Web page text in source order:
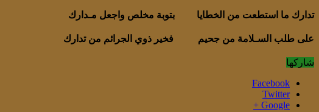
تدارك ما استطعت من الخطايا بتوبة مخلص واجعل مـدارك
على طلب السـلامة من جحيم فخير ذوي الجرائم من تدارك
شاركها
Facebook
Twitter
Google +